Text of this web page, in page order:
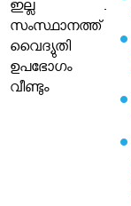
ഇല്ല .
സംസ്ഥാനത്ത്
വൈദ്യുതി
ഉപഭോഗം
വീണ്ടും